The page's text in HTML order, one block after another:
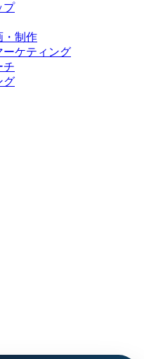
プ
・制作
ーケティング
チ
グ